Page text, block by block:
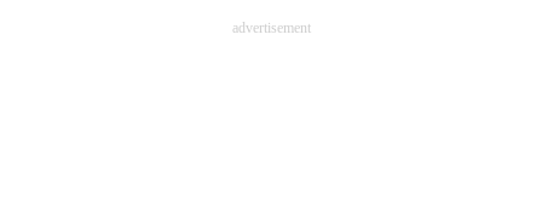
advertisement